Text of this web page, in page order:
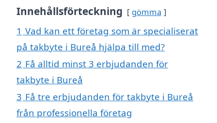
Innehållsförteckning gömma
1 Vad kan ett företag som är specialiserat
på takbyte i Bureå hjälpa till med?
2 Få alltid minst 3 erbjudanden för
takbyte i Bureå
3 Få tre erbjudanden för takbyte i Bureå
från professionella företag